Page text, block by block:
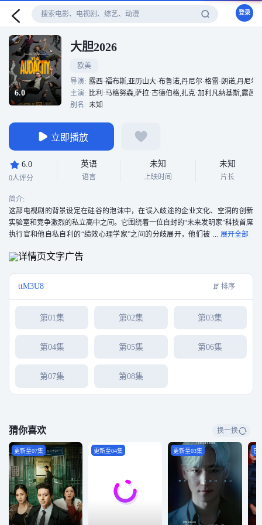
登录
6.0
大胆2026
欧美
导演: 露西·福布斯,亚历山大·布鲁诺,丹尼尔·格雷·朗诺,丹尼尔
主演: 比利·马格努森,萨拉·古德伯格,扎克·加利凡纳基斯,露茜
别名: 未知
立即播放
6.0
0人评分
英语
语言
未知
上映时间
未知
片长
简介:
这部电视剧的背景设定在硅谷的泡沫中，在误入歧途的企业文化、空洞的创新
实验室和竞争激烈的私立高中之间。它围绕着一位自封的“未来发明家”科技首席
执行官和他自私自利的“绩效心理学家”之间的分歧展开，他们被
ttM3U8 排序
第01集 第02集 第03集
第04集 第05集 第06集
第07集 第08集
猜你喜欢 换一换
更新至07集 更新至04集 更新至03集 已